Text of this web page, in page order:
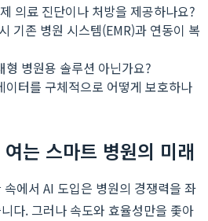
의료 진단이나 처방을 제공하나요?
기존 병원 시스템(EMR)과 연동이 복
형 병원용 솔루션 아닌가요?
이터를 구체적으로 어떻게 보호하나
는 스마트 병원의 미래
에서 AI 도입은 병원의 경쟁력을 좌
다. 그러나 속도와 효율성만을 좇아